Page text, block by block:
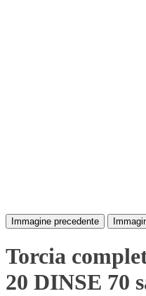
Immagine precedente
Torcia
20 DINSE 70